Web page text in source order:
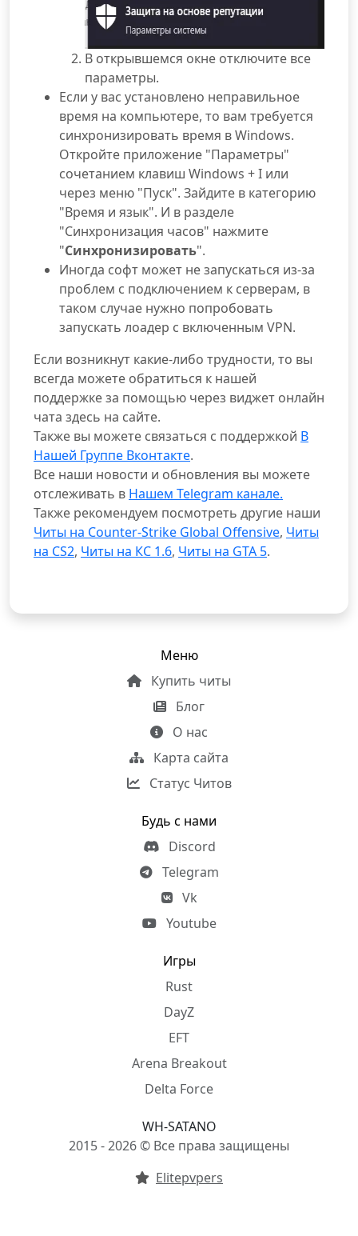
В открывшемся окне отключите все
параметры.
Если у вас установлено неправильное
время на компьютере, то вам требуется
синхронизировать время в Windows.
Откройте приложение "Параметры"
сочетанием клавиш Windows + I или
через меню "Пуск". Зайдите в категорию
"Время и язык". И в разделе
"Синхронизация часов" нажмите
"Синхронизировать".
Иногда софт может не запускаться из-за
проблем с подключением к серверам, в
таком случае нужно попробовать
запускать лоадер с включенным VPN.
Если возникнут какие-либо трудности, то вы
всегда можете обратиться к нашей
поддержке за помощью через виджет онлайн
чата здесь на сайте.
Также вы можете связаться с поддержкой В
Нашей Группе Вконтакте.
Все наши новости и обновления вы можете
отслеживать в Нашем Telegram канале.
Также рекомендуем посмотреть другие наши
Читы на Counter-Strike Global Offensive, Читы
на CS2, Читы на КС 1.6, Читы на GTA 5.
Меню
Купить читы
Блог
О нас
Карта сайта
Статус Читов
Будь с нами
Discord
Telegram
Vk
Youtube
Игры
Rust
DayZ
EFT
Arena Breakout
Delta Force
WH-SATANO
2015 - 2026 © Все права защищены
Elitepvpers